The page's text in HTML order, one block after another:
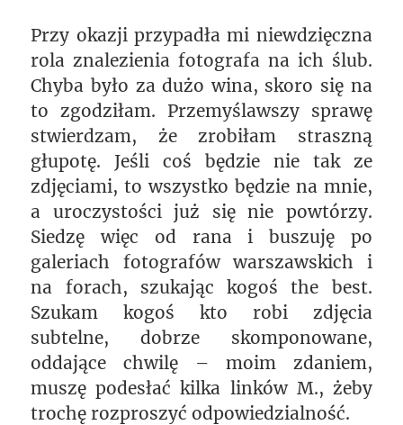
Przy okazji przypadła mi niewdzięczna
rola znalezienia fotografa na ich ślub.
Chyba było za dużo wina, skoro się na
to zgodziłam. Przemyślawszy sprawę
stwierdzam, że zrobiłam straszną
głupotę. Jeśli coś będzie nie tak ze
zdjęciami, to wszystko będzie na mnie,
a uroczystości już się nie powtórzy.
Siedzę więc od rana i buszuję po
galeriach fotografów warszawskich i
na forach, szukając kogoś the best.
Szukam kogoś kto robi zdjęcia
subtelne, dobrze skomponowane,
oddające chwilę – moim zdaniem,
muszę podesłać kilka linków M., żeby
trochę rozproszyć odpowiedzialność.